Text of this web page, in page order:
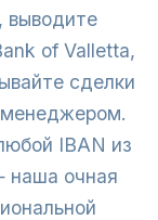
выводите
of Valletta,
сделки
IBAN из
наша очная